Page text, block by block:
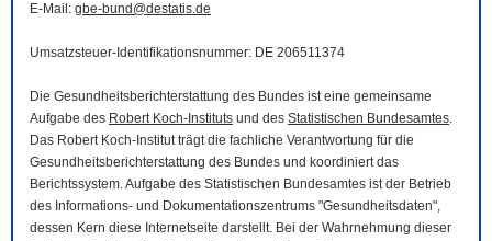
E-Mail : gbe-bund@destatis.de
Umsatzsteuer-Identifikationsnummer: DE 206511374
Die Gesundheitsberichterstattung des Bundes ist eine gemeinsame
Aufgabe des Robert Koch-Instituts und des Statistischen Bundesamtes.
Das Robert Koch-Institut trägt die fachliche Verantwortung für die
Gesundheitsberichterstattung des Bundes und koordiniert das
Berichtssystem. Aufgabe des Statistischen Bundesamtes ist der Betrieb
des Informations- und Dokumentationszentrums "Gesundheitsdaten",
dessen Kern diese Internetseite darstellt. Bei der Wahrnehmung dieser